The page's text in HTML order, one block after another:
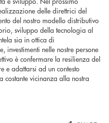
delle direttrici del
del nostro modello distributivo
sviluppo della tecnologia al
sia in ottica di
nelle nostre persone
è confermare la resilienza del
e adattarsi ad un contesto
costante vicinanza alla nostra